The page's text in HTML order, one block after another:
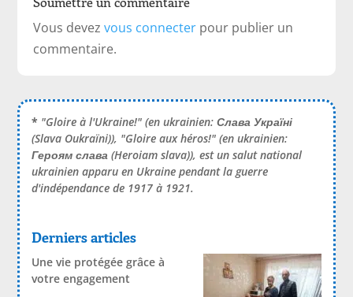
Vous devezvous connecter pour publier un
commentaire.
* "Gloire à l'Ukraine!" (en ukrainien:Слава Україні
(Slava Oukraïni)), "Gloire aux héros!" (en ukrainien:
Героям слава (Heroiam slava)), est un salut national
ukrainien apparu en Ukraine pendant la guerre
d'indépendance de 1917 à 1921.
Derniers articles
Une vie protégée grâce à
votre engagement